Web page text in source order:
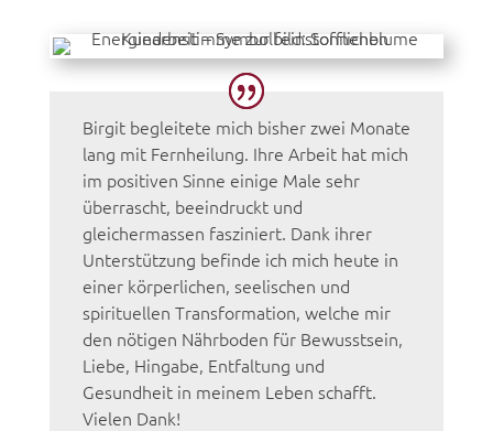
Birgit begleitete mich bisher zwei Monate
lang mit Fernheilung. Ihre Arbeit hat mich
im positiven Sinne einige Male sehr
überrascht, beeindruckt und
gleichermassen fasziniert. Dank ihrer
Unterstützung befinde ich mich heute in
einer körperlichen, seelischen und
spirituellen Transformation, welche mir
den nötigen Nährboden für Bewusstsein,
Liebe, Hingabe, Entfaltung und
Gesundheit in meinem Leben schafft.
Vielen Dank!